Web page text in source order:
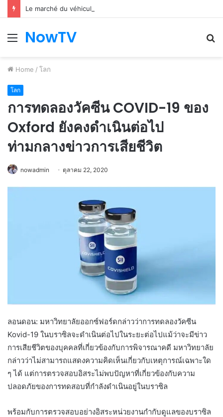
Le marché du véhicule d’occasion en plein essor
Menu
NowTV
Home / โลก
โลก
การทดลองวัคซีน COVID-19 ของ
Oxford ยังคงดำเนินต่อไป
ท่ามกลางข่าวการเสียชีวิต
nowadmin ตุลาคม 22, 2020
ลอนดอน: มหาวิทยาลัยออกซ์ฟอร์ดกล่าวว่าการทดลองวัคซีน
Kovid-19 ในบราซิลจะดำเนินต่อไปในระยะต่อไปแม้ว่าจะมีข่าว
การเสียชีวิตของบุคคลที่เกี่ยวข้องกับการพิจารณาคดี มหาวิทยาลัย
กล่าวว่าไม่สามารถแสดงความคิดเห็นเกี่ยวกับเหตุการณ์เฉพาะใด
ๆ ได้ แต่การตรวจสอบอิสระไม่พบปัญหาที่เกี่ยวข้องกับความ
ปลอดภัยของการทดสอบที่กำลังดำเนินอยู่ในบราซิล
พร้อมกับการตรวจสอบอย่างอิสระหน่วยงานกำกับดูแลของบราซิล